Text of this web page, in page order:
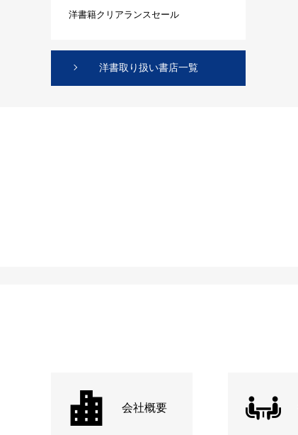
洋書籍クリアランスセール
洋書取り扱い書店一覧
会社概要